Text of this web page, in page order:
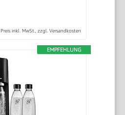
Preis inkl. MwSt., zzgl. Versandkosten
EMPFEHLUNG